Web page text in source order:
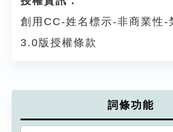
創用CC-姓名標示-非商業性-
3.0版授權條款
詞條功能